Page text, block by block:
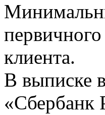
клиента.
В выписке
«Сбербанк